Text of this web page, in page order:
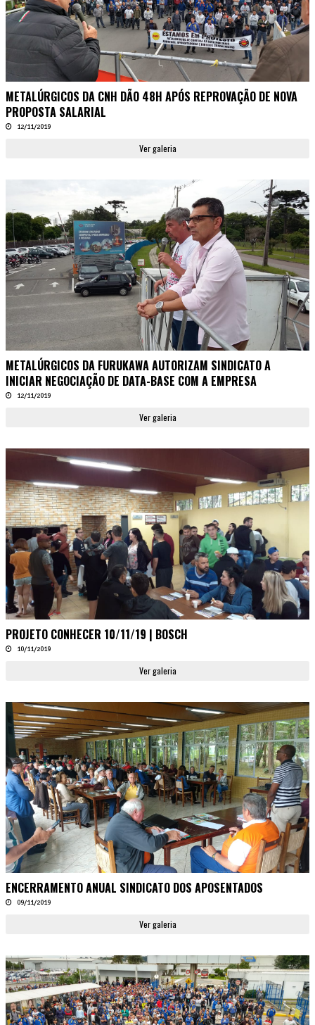
METALÚRGICOS DA CNH DÃO 48H APÓS REPROVAÇÃO DE NOVA
PROPOSTA SALARIAL
12/11/2019
Ver galeria
METALÚRGICOS DA FURUKAWA AUTORIZAM SINDICATO A
INICIAR NEGOCIAÇÃO DE DATA-BASE COM A EMPRESA
12/11/2019
Ver galeria
PROJETO CONHECER 10/11/19 | BOSCH
10/11/2019
Ver galeria
ENCERRAMENTO ANUAL SINDICATO DOS APOSENTADOS
09/11/2019
Ver galeria